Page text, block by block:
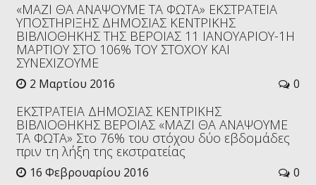
«ΜΑΖΙ ΘΑ ΑΝΑΨΟΥΜΕ ΤΑ ΦΩΤΑ» ΕΚΣΤΡΑΤΕΙΑ
ΥΠΟΣΤΗΡΙΞΗΣ ΔΗΜΟΣΙΑΣ ΚΕΝΤΡΙΚΗΣ
ΒΙΒΛΙΟΘΗΚΗΣ ΤΗΣ ΒΕΡΟΙΑΣ 11 ΙΑΝΟΥΑΡΙΟΥ-1Η
ΜΑΡΤΙΟΥ ΣΤΟ 106% TOY ΣΤΟΧΟΥ ΚΑΙ
ΣΥΝΕΧΙΖΟΥΜΕ
2 Μαρτίου 2016 0
ΕΚΣΤΡΑΤΕΙΑ ΔΗΜΟΣΙΑΣ ΚΕΝΤΡΙΚΗΣ
ΒΙΒΛΙΟΘΗΚΗΣ ΒΕΡΟΙΑΣ «ΜΑΖΙ ΘΑ ΑΝΑΨΟΥΜΕ
ΤΑ ΦΩΤΑ» Στο 76% του στόχου δύο εβδομάδες
πριν τη λήξη της εκστρατείας
16 Φεβρουαρίου 2016 0